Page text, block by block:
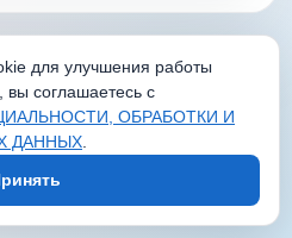
для улучшения работы
вы соглашаетесь с
ОБРАБОТКИ И
ДАННЫХ